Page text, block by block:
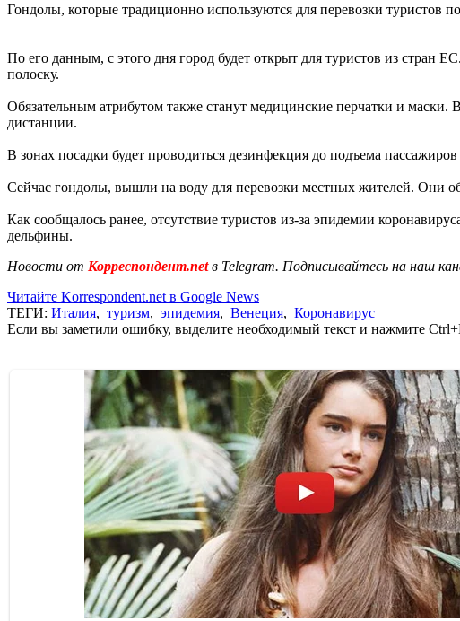
Гондолы, которые традиционно используются для перевозки
По его данным, с этого дня город будет открыт для туристов из стран
полоску.
Обязательным атрибутом также станут медицинские перчатки и маски.
дистанции.
В зонах посадки будет проводиться дезинфекция до подъема
Сейчас гондолы, вышли на воду для перевозки местных жителей. Они
Как сообщалось ранее, отсутствие туристов из-за эпидемии
дельфины.
Новости от Корреспондент.netв Telegram. Подписывайтесь на наш
Читайте Korrespondent.net в Google News
ТЕГИ: Италия, туризм, эпидемия, Венеция, Коронавирус
Если вы заметили ошибку, выделите необходимый текст и нажмите